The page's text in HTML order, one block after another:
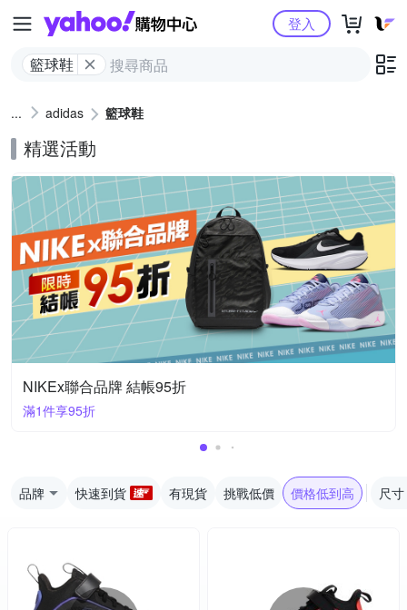
Yahoo購物中心
籃球鞋
登入
adidas 籃球鞋
精選活動
NIKEx聯合品牌 結帳95折
滿1件享95折
品牌 快速到貨 有現貨 挑戰低價 價格低到高 尺寸